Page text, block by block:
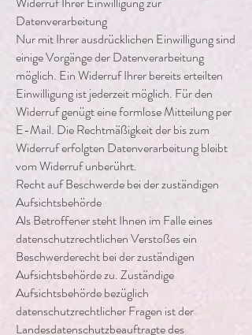
Datenverarbeitung
Nur mit Ihrer ausdrücklichen Einwilligung sind
einige Vorgänge der Datenverarbeitung
möglich. Ein Widerruf Ihrer bereits erteilten
Einwilligung ist jederzeit möglich. Für den
Widerruf genügt eine formlose Mitteilung per
E-Mail. Die Rechtmäßigkeit der bis zum
Widerruf erfolgten Datenverarbeitung bleibt
vom Widerruf unberührt.
Recht auf Beschwerde bei der zuständigen
Aufsichtsbehörde
Als Betroffener steht Ihnen im Falle eines
datenschutzrechtlichen Verstoßes ein
Beschwerderecht bei der zuständigen
Aufsichtsbehörde zu. Zuständige
Aufsichtsbehörde bezüglich
datenschutzrechtlicher Fragen ist der
Landesdatenschutzbeauftragte des